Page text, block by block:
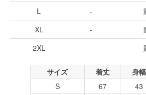
L
-
XL
-
2XL
-
サイズ 着丈 身幅
S
67 43